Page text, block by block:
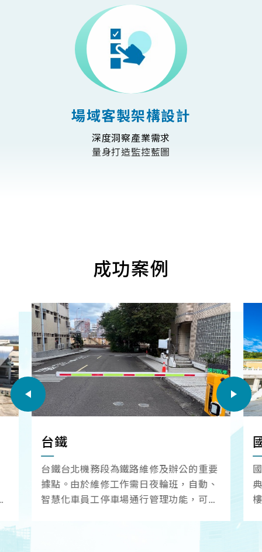
場域客製架構設計
深度洞察產業需求
量身打造監控藍圖
成功案例
台鐵
台鐵台北機務段為鐵路維修及辦公的重要
據點。由於維修工作需日夜輪班，自動、
智慧化車員工停車場通行管理功能，可以